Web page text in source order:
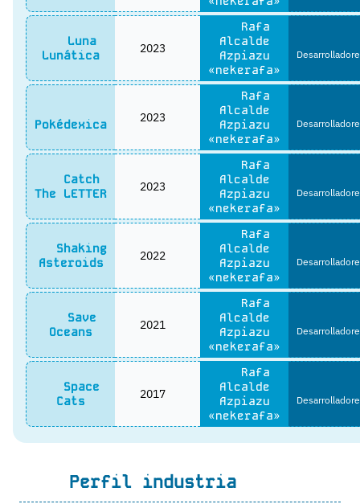
Luna
Lunática
2023
Rafa
Alcalde
Azpiazu
«nekerafa»
Desarrolladore
Pokédexica 2023
Rafa
Alcalde
Azpiazu
«nekerafa»
Desarrolladore
Catch
The LETTER
2023
Rafa
Alcalde
Azpiazu
«nekerafa»
Desarrolladore
Shaking
Asteroids
2022
Rafa
Alcalde
Azpiazu
«nekerafa»
Desarrolladore
Save
Oceans
2021
Rafa
Alcalde
Azpiazu
«nekerafa»
Desarrolladore
Space
Cats
2017
Rafa
Alcalde
Azpiazu
«nekerafa»
Desarrolladore
Perfil industria